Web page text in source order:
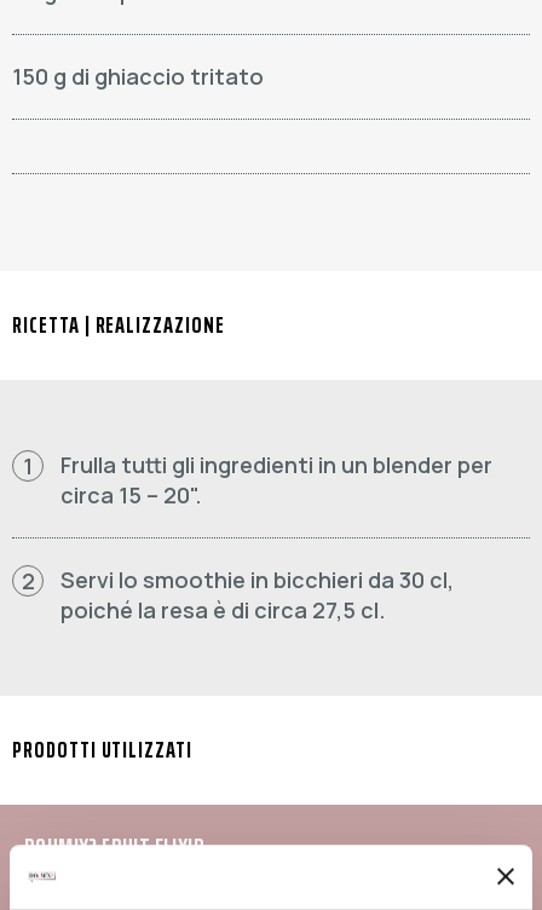
150 g di ghiaccio tritato
RICETTA | REALIZZAZIONE
1
Frulla tutti gli ingredienti in un blender per
circa 15 – 20".
2
Servi lo smoothie in bicchieri da 30 cl,
poiché la resa è di circa 27,5 cl.
PRODOTTI UTILIZZATI
DOUMIX? FRUIT ELIXIR
STRAWBERRY